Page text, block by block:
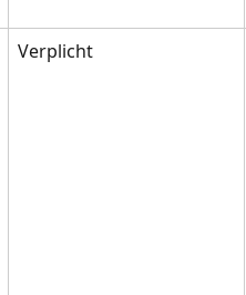
Verplicht